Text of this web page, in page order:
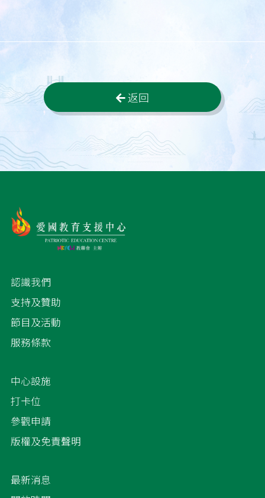
返回
認識我們
支持及贊助
節目及活動
服務條款
中心設施
打卡位
參觀申請
版權及免責聲明
最新消息